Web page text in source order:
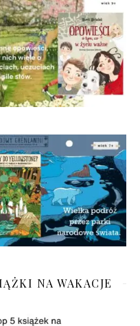
NA WAKACJE